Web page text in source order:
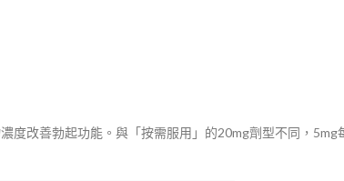
度改善勃起功能。與「按需服用」的20mg劑型不同，5mg